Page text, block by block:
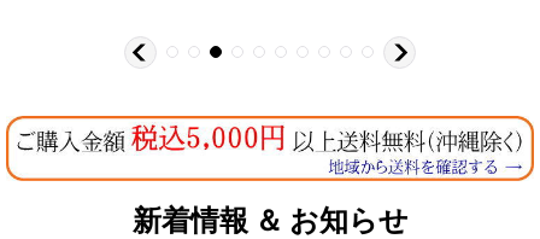
新着情報 ＆ お知らせ